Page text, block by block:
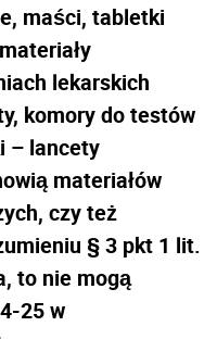
maści, tabletki
lekarskich
komory do testów
– lancety
materiałów
czy też
§ 3 pkt 1 lit.
to nie mogą
25 w